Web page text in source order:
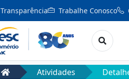
Transparência Trabalhe Conosco
Atividades